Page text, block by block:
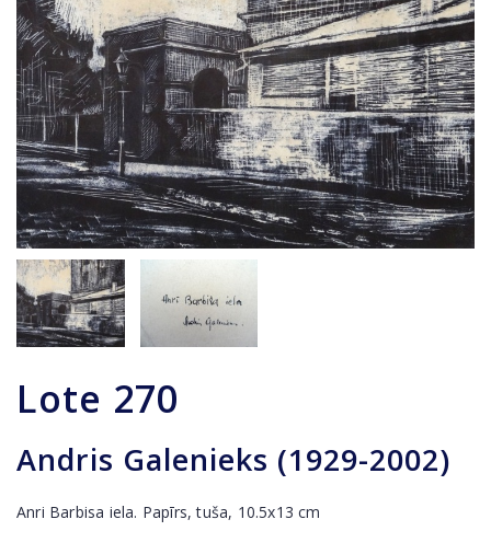
Lote 270
Andris Galenieks (1929-2002)
Anri Barbisa iela. Papīrs, tuša, 10.5x13 cm